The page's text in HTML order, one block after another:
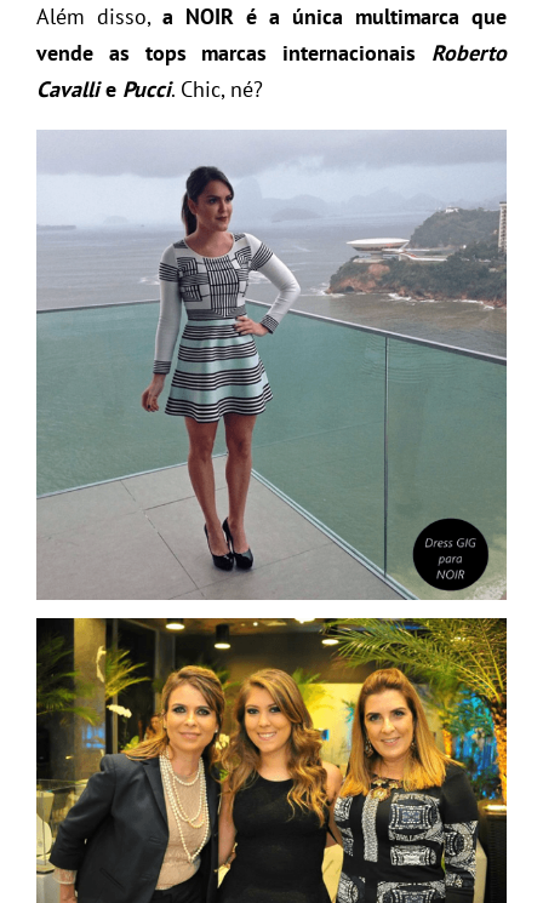
Além disso, a NOIR é a única multimarca que
vende as tops marcas internacionais Roberto
Cavallie Pucci. Chic, né?